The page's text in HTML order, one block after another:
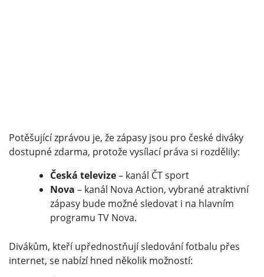
Potěšující zprávou je, že zápasy jsou pro české diváky
dostupné zdarma, protože vysílací práva si rozdělily:
Česká televize– kanál ČT sport
Nova – kanál Nova Action, vybrané atraktivní
zápasy bude možné sledovat i na hlavním
programu TV Nova.
Divákům, kteří upřednostňují sledování fotbalu přes
internet, se nabízí hned několik možností: